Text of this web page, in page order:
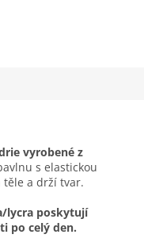
vyrobené z
s elastickou
a drží tvar.
lycra poskytují
po celý den.